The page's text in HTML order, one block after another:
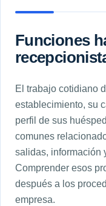
Funciones
El trabajo cotidiano
establecimiento, su
perfil de sus
comunes
salidas, información
Comprender esos
después a los
empresa.